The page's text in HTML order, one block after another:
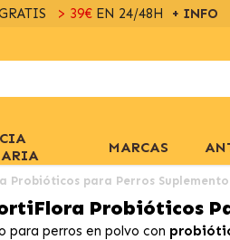
> 39€EN 24/48H + INFO
MARCAS
Probióticos para Perros Suplemento
Probióticos
para perros en polvo con